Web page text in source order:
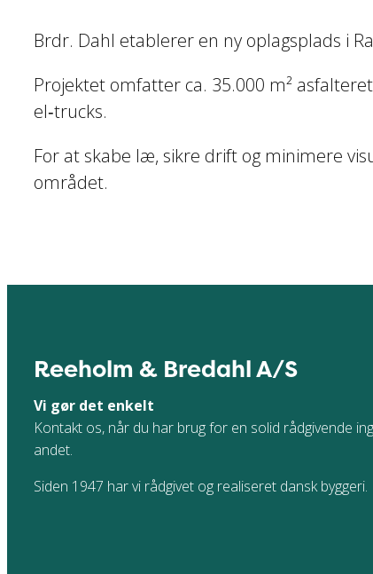
Brdr. Dahl etablerer en ny oplagsplads i
Projektet omfatter ca. 35.000 m²
el‑trucks.
For at skabe læ, sikre drift og minimere
området.
Reeholm & Bredahl A/S
Vi gør det enkelt
Kontakt os, når du har brug for en solid rådgivende
andet.
Siden 1947 har vi rådgivet og realiseret dansk byggeri.